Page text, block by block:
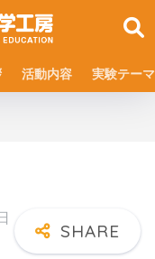
活動内容 実験テーマ